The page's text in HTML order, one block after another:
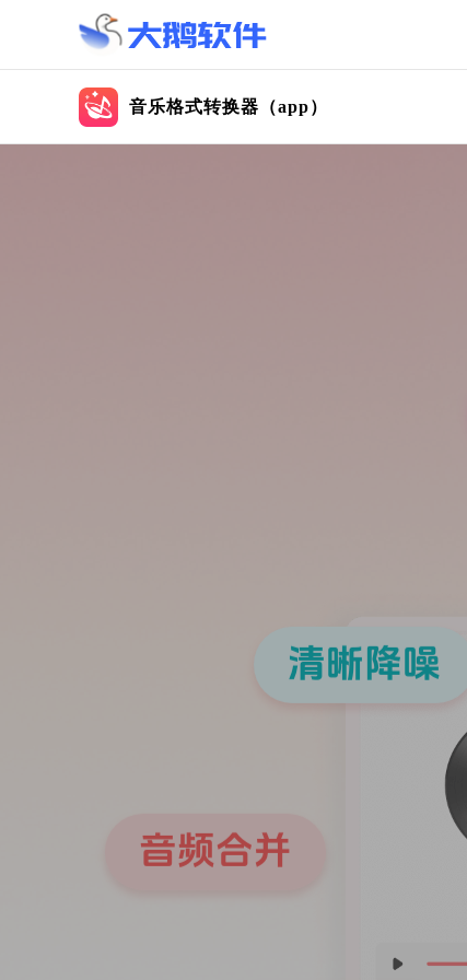
音乐格式转换器（app）
清晰降噪
音频合并